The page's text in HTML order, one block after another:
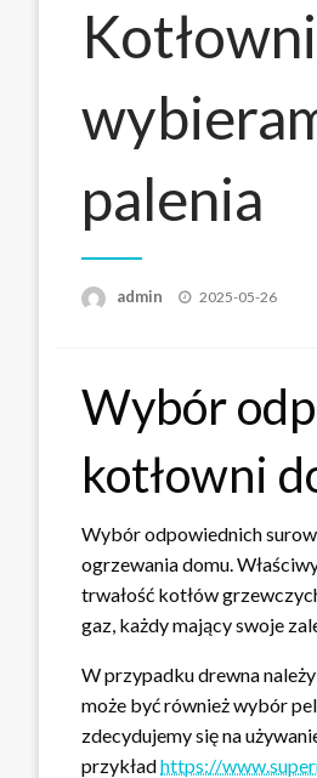
palenia
admin
Opublikowane
2025-05-26
Wybór
kotłowni
Wybór odpowiednich
ogrzewania domu.
trwałość kotłów
gaz, każdy mający swoje
W przypadku drewna
może być również wybór
zdecydujemy się na
przykładhttps://